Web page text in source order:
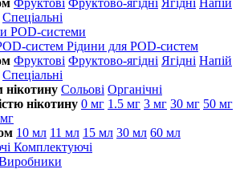
Фруктові Фруктово-ягідні Ягідні Напій
Спеціальні
POD-системи
Рідини для POD-систем
Фруктові Фруктово-ягідні Ягідні Напій
Спеціальні
нікотину Сольові Органічні
нікотину 0 мг 1.5 мг 3 мг 30 мг 50 мг
10 мл 11 мл 15 мл 30 мл 60 мл
Комплектуючі